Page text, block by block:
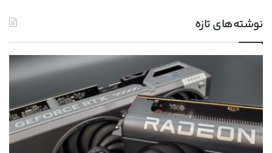
نوشته‌های تازه